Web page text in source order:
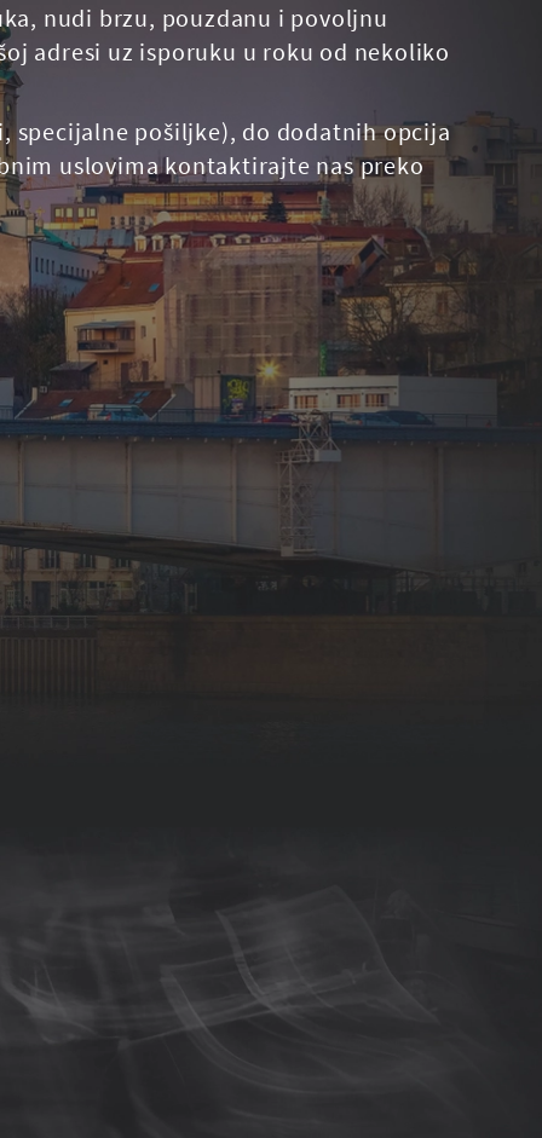
nudi brzu, pouzdanu i povoljnu
adresi uz isporuku u roku od nekoliko
specijalne pošiljke), do dodatnih opcija
uslovima kontaktirajte nas preko